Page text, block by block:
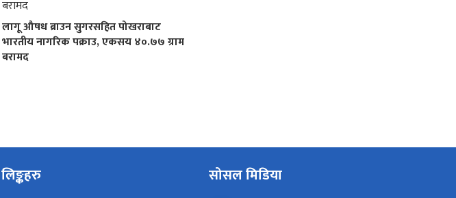
लागू औषध ब्राउन सुगरसहित पोखराबाट
भारतीय नागरिक पक्राउ, एकसय ४०.७७ ग्राम
बरामद
लिङ्कहरु सोसल मिडिया